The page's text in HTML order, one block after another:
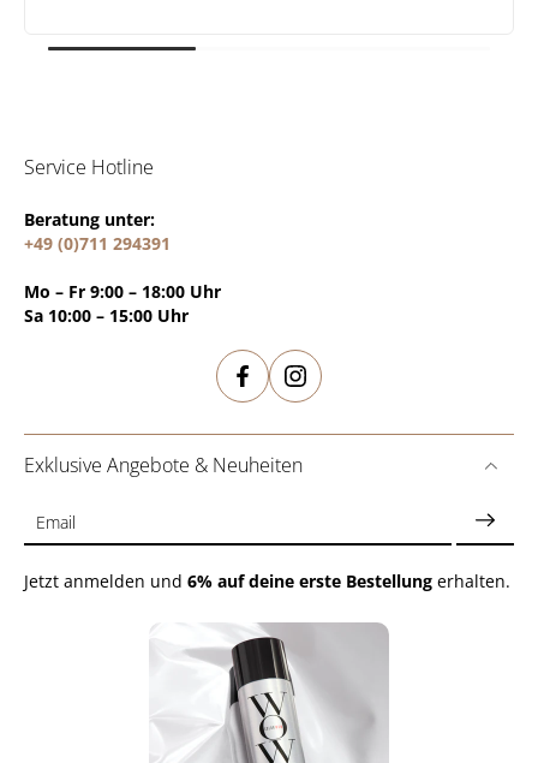
Service Hotline
Beratung unter:
+49 (0)711 294391
Mo – Fr 9:00 – 18:00 Uhr
Sa 10:00 – 15:00 Uhr
Exklusive Angebote & Neuheiten
Email
Jetzt anmelden und 6% auf deine erste Bestellung erhalten.